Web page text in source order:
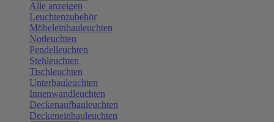
Alle anzeigen
Leuchtenzubehör
Möbeleinbauleuchten
Notleuchten
Pendelleuchten
Stehleuchten
Tischleuchten
Unterbauleuchten
Innenwandleuchten
Deckenaufbauleuchten
Deckeneinbauleuchten